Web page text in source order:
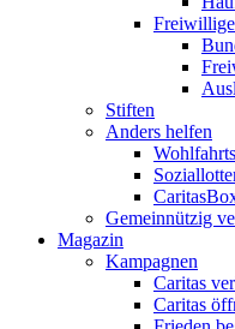
Stiften
Anders helfen
Gemeinnützig
Magazin
Kampagnen
Caritas
Caritas